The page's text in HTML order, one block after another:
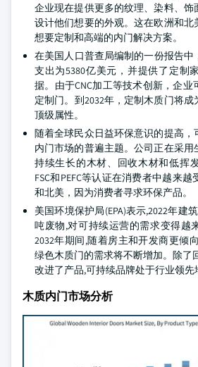
企业现在提供更多的纹理、染料、饰
设计他们想要的外观。这在欧洲和北
想要定制和高端的内门解决方案。
在美国人口普查局编制的一份报告中
支出为5380亿美元，并提供了定制
据。由于CNC加工等技术创新，企
定制门。到2032年，定制木质门将
顶级属性。
随着全球民众日益环保意识的提高，
内门市场的普遍主题。公司正在采
持续生长的木材、回收木材和低挥
FSC和PEFC等认证在消费者中越来
和北美，因为消费者寻求环保产品。
美国环境保护局(EPA)表示,2022年建
吨废物,对可持续运营的需求变得越
2032年期间,随着房主和开发商更倾
绿色木质门的需求将不断增加。除了
改进了产品,可持续品牌处于行业领先
木质内门市场分析